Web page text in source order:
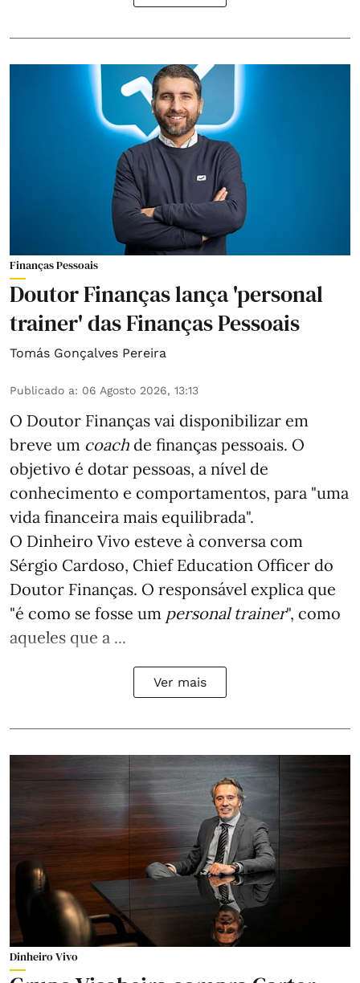
Finanças Pessoais
Doutor Finanças lança 'personal
trainer' das Finanças Pessoais
Tomás Gonçalves Pereira
Publicado a: 06 Agosto 2026, 13:13
O Doutor Finanças vai disponibilizar em
breve um coach de finanças pessoais. O
objetivo é dotar pessoas, a nível de
conhecimento e comportamentos, para "uma
vida financeira mais equilibrada".
O Dinheiro Vivo esteve à conversa com
Sérgio Cardoso, Chief Education Officer do
Doutor Finanças. O responsável explica que
"é como se fosse um personal trainer", como
aqueles que a ...
Ver mais
Dinheiro Vivo